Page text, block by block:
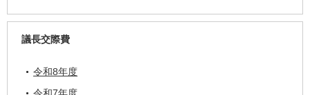
議長交際費
令和8年度